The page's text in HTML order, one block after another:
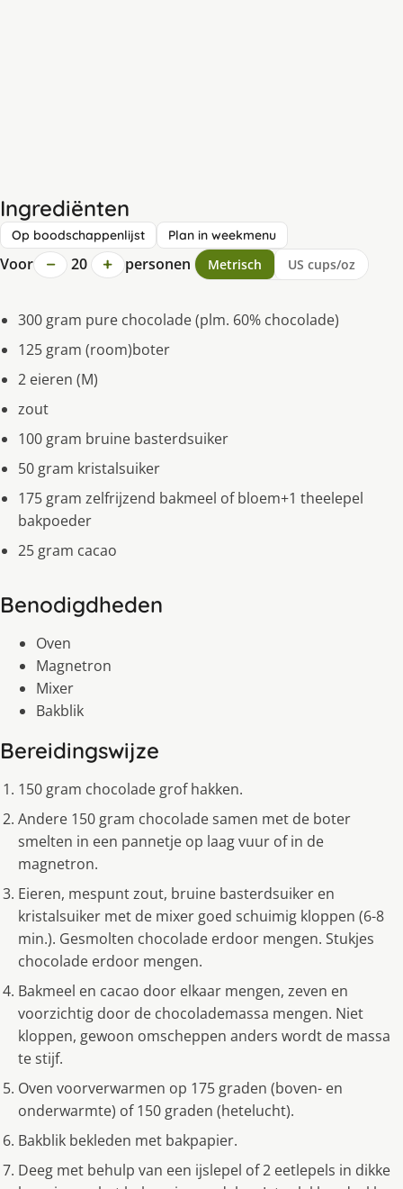
Ingrediënten
Op boodschappenlijst Plan in weekmenu
Voor − 20 + personen Metrisch US cups/oz
300 gram pure chocolade (plm. 60% chocolade)
125 gram (room)boter
2 eieren (M)
zout
100 gram bruine basterdsuiker
50 gram kristalsuiker
175 gram zelfrijzend bakmeel of bloem+1 theelepel
bakpoeder
25 gram cacao
Benodigdheden
Oven
Magnetron
Mixer
Bakblik
Bereidingswijze
150 gram chocolade grof hakken.
Andere 150 gram chocolade samen met de boter
smelten in een pannetje op laag vuur of in de
magnetron.
Eieren, mespunt zout, bruine basterdsuiker en
kristalsuiker met de mixer goed schuimig kloppen (6-8
min.). Gesmolten chocolade erdoor mengen. Stukjes
chocolade erdoor mengen.
Bakmeel en cacao door elkaar mengen, zeven en
voorzichtig door de chocolademassa mengen. Niet
kloppen, gewoon omscheppen anders wordt de massa
te stijf.
Oven voorverwarmen op 175 graden (boven- en
onderwarmte) of 150 graden (hetelucht).
Bakblik bekleden met bakpapier.
Deeg met behulp van een ijslepel of 2 eetlepels in dikke